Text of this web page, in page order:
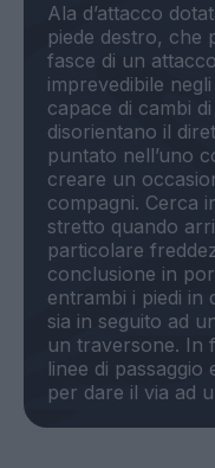
Ala d’attacco
piede destro, che
fasce di un
imprevedibile
capace di cambi
disorientano il
puntato nell’uno
creare un
compagni. Cerca
stretto quando
particolare
conclusione in
entrambi i piedi in
sia in seguito ad
un traversone. In
linee di